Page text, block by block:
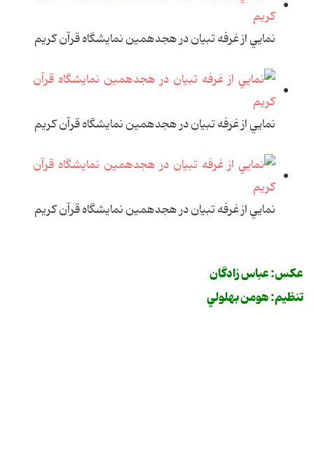
نمايي از غرفه تبيان در هجدهمين نمايشگاه قرآن کريم
نمايي از غرفه تبيان در هجدهمين نمايشگاه قرآن کريم
نمايي از غرفه تبيان در هجدهمين نمايشگاه قرآن کريم
عکس: عباس زادگان
تنظيم: هومن بهلولي